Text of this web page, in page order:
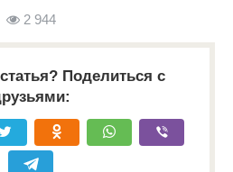
2 944
Поделиться с